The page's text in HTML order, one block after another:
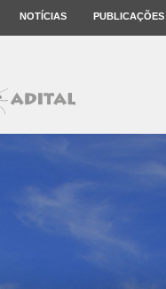
NOTÍCIAS PUBLICAÇÕES